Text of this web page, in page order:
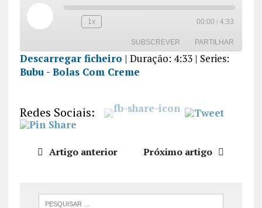
1x 00:00 / 4:33
SUBSCREVER PARTILHAR
PARTILHA
INCORPO
RAR
Descarregar ficheiro | Duração: 4:33| Series:
Bubu - Bolas Com Creme
Redes Sociais:
Artigo anterior Próximo artigo